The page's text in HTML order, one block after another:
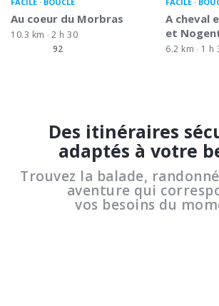
Au coeur du Morbras
10.3 km
2 h 30
92
A cheval
et
6.2 km 1 h
Des itinéraires
adaptés à votre
Trouvez la balade,
aventure qui
vos besoins du